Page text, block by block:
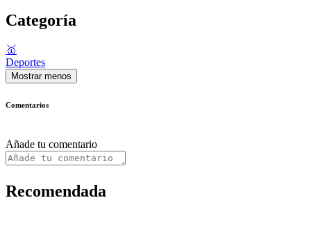
Categoría
🥇
Deportes
Mostrar menos
Comentarios
Añade tu comentario
Recomendada